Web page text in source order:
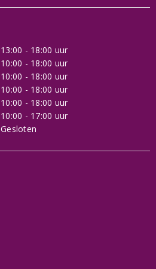
13:00 - 18:00 uur
10:00 - 18:00 uur
10:00 - 18:00 uur
10:00 - 18:00 uur
10:00 - 18:00 uur
10:00 - 17:00 uur
Gesloten